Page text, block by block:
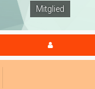
Mitglied